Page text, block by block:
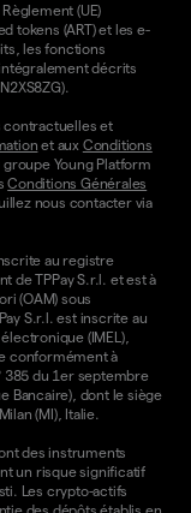
(UE)
tokens (ART) et les e-
les fonctions
décrits
contractuelles et
et aux Conditions
Young Platform
Conditions Générales
nous contacter via
au registre
de TPPay S.r.l. et est à
(OAM) sous
S.r.l. est inscrite au
(IMEL),
conformément à
385 du 1er septembre
Bancaire), dont le siège
(MI), Italie.
des instruments
un risque significatif
Les crypto-actifs
des dépôts établis en